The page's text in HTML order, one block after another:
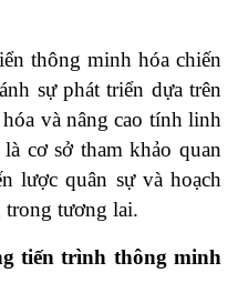
thông minh hóa chiến
sự phát triển dựa trên
và nâng cao tính linh
cơ sở tham khảo quan
lược quân sự và hoạch
trong tương lai.
tiến trình thông minh